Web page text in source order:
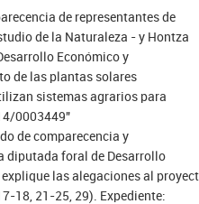
de representantes de
de la Naturaleza - y Hontza
Económico y
de las plantas solares
sistemas agrarios para
0003449"
de comparecencia y
diputada foral de Desarrollo
las alegaciones al
18, 21-25, 29). Expediente: